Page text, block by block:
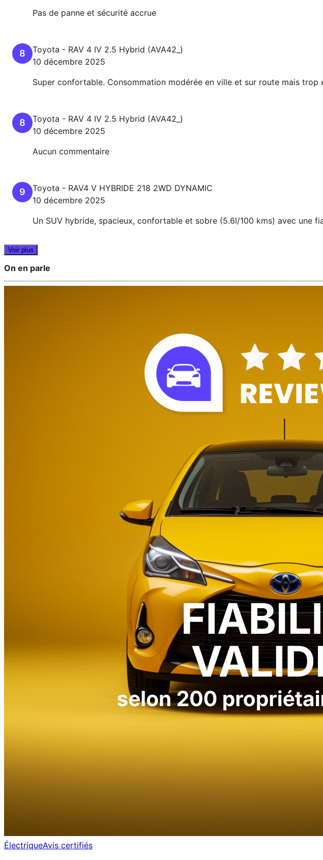
Pas de panne et sécurité accrue
8 Toyota - RAV 4 IV 2.5 Hybrid (AVA42_)
10 décembre 2025
Super confortable. Consommation modérée en ville et sur route mais
8 Toyota - RAV 4 IV 2.5 Hybrid (AVA42_)
10 décembre 2025
Aucun commentaire
9 Toyota - RAV4 V HYBRIDE 218 2WD DYNAMIC
10 décembre 2025
Un SUV hybride, spacieux, confortable et sobre (5.6l/100 kms) avec une
Voir plus
On en parle
ÉlectriqueAvis certifiés